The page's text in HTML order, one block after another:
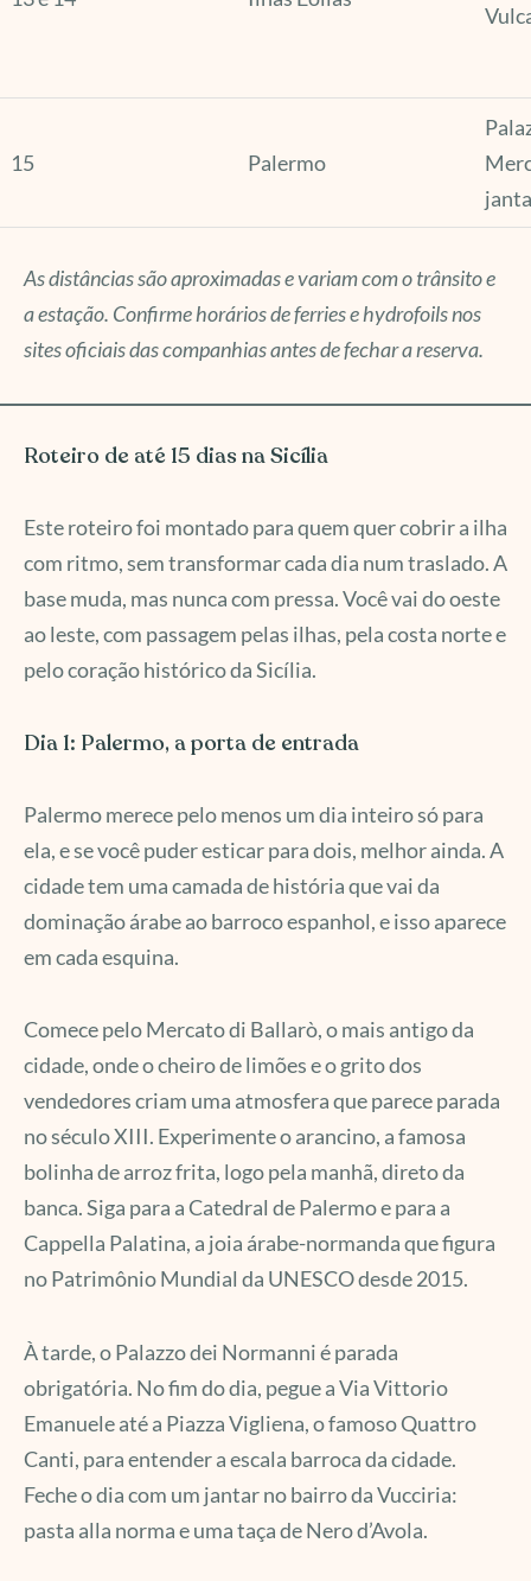
15 Palermo
As distâncias são aproximadas e variam com o trânsito e
a estação. Confirme horários de ferries e hydrofoils nos
sites oficiais das companhias antes de fechar a reserva.
Roteiro de até 15 dias na Sicília
Este roteiro foi montado para quem quer cobrir a ilha
com ritmo, sem transformar cada dia num traslado. A
base muda, mas nunca com pressa. Você vai do oeste
ao leste, com passagem pelas ilhas, pela costa norte e
pelo coração histórico da Sicília.
Dia 1: Palermo, a porta de entrada
Palermo merece pelo menos um dia inteiro só para
ela, e se você puder esticar para dois, melhor ainda. A
cidade tem uma camada de história que vai da
dominação árabe ao barroco espanhol, e isso aparece
em cada esquina.
Comece pelo Mercato di Ballarò, o mais antigo da
cidade, onde o cheiro de limões e o grito dos
vendedores criam uma atmosfera que parece parada
no século XIII. Experimente o arancino, a famosa
bolinha de arroz frita, logo pela manhã, direto da
banca. Siga para a Catedral de Palermo e para a
Cappella Palatina, a joia árabe-normanda que figura
no Patrimônio Mundial da UNESCO desde 2015.
À tarde, o Palazzo dei Normanni é parada
obrigatória. No fim do dia, pegue a Via Vittorio
Emanuele até a Piazza Vigliena, o famoso Quattro
Canti, para entender a escala barroca da cidade.
Feche o dia com um jantar no bairro da Vucciria:
pasta alla norma e uma taça de Nero d’Avola.